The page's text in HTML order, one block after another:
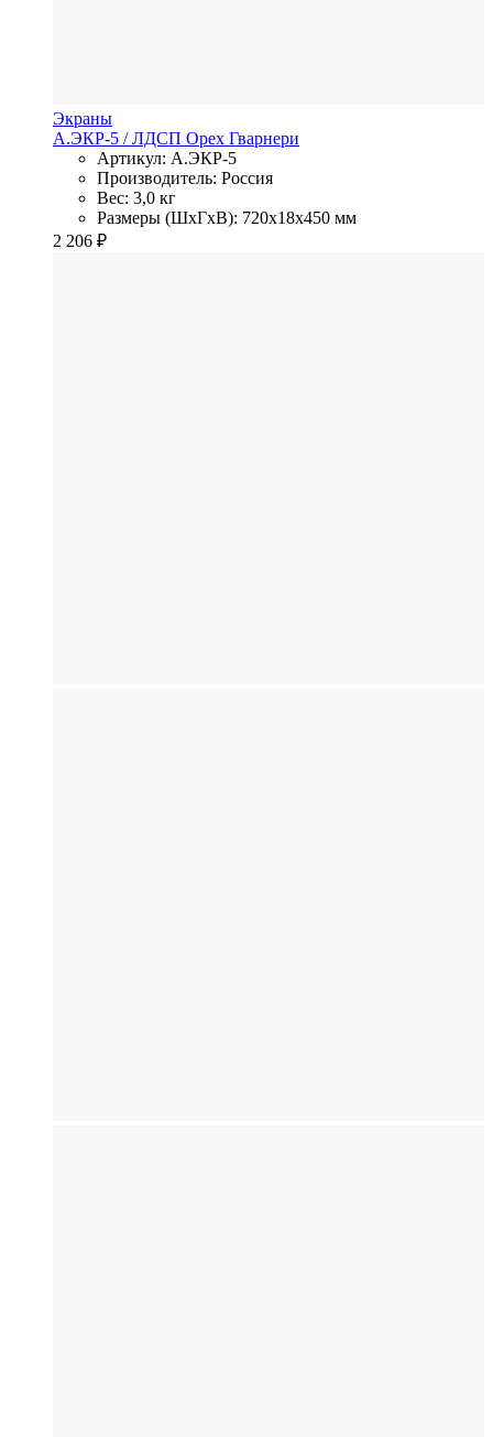
Экраны
А.ЭКР-5 / ЛДСП Орех Гварнери
Артикул: А.ЭКР-5
Производитель: Россия
Вес: 3,0 кг
Размеры (ШхГхВ): 720x18x450 мм
2 206 ₽